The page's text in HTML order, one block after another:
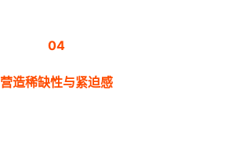
04
营造稀缺性与紧迫感